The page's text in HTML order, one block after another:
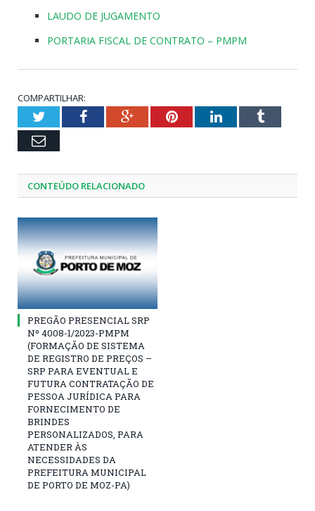
LAUDO DE JUGAMENTO
PORTARIA FISCAL DE CONTRATO – PMPM
COMPARTILHAR:
TwitterFacebookGoogle+PinterestLinkedInTumblr
Email
CONTEÚDO RELACIONADO
PREGÃO PRESENCIAL SRP
Nº 4008-1/2023-PMPM
(FORMAÇÃO DE SISTEMA
DE REGISTRO DE PREÇOS –
SRP PARA EVENTUAL E
FUTURA CONTRATAÇÃO DE
PESSOA JURÍDICA PARA
FORNECIMENTO DE
BRINDES
PERSONALIZADOS, PARA
ATENDER ÀS
NECESSIDADES DA
PREFEITURA MUNICIPAL
DE PORTO DE MOZ-PA)